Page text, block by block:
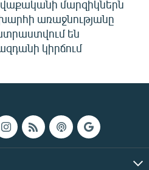
մարզիկներն
առաջնությանը
են
կիրճում